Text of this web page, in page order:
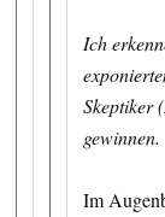
Ich
Skeptiker
gewinnen.
Im